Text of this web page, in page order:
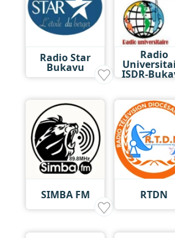
Radio Star
Bukavu
Radio
ISDR-
SIMBA FM RTDN